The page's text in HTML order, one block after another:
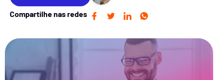
Compartilhe nas redes